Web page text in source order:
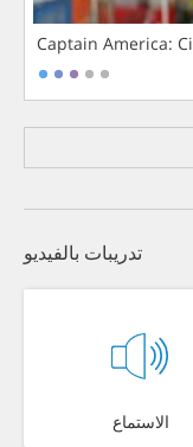
Captain America:
تدريبات بالفيديو
الاستماع